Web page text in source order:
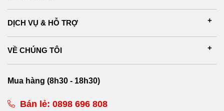
DỊCH VỤ & HỖ TRỢ
VỀ CHÚNG TÔI
Mua hàng (8h30 - 18h30)
Bán lẻ: 0898 696 808